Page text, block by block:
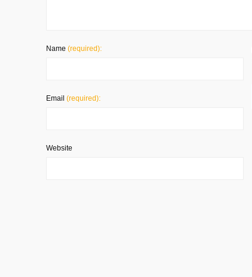
Name (required):
Email (required):
Website